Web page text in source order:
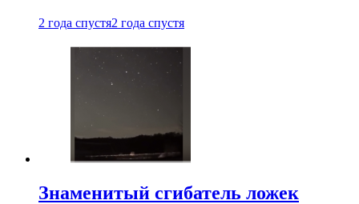
2 года спустя2 года спустя
Знаменитый сгибатель ложек